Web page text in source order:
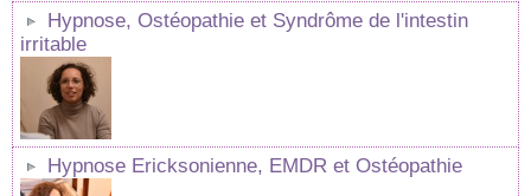
Hypnose, Ostéopathie et Syndrôme de l'intestin
irritable
Hypnose Ericksonienne, EMDR et Ostéopathie